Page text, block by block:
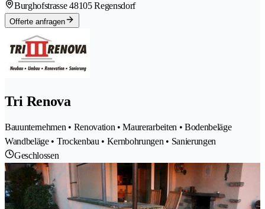
Burghofstrasse 48105 Regensdorf
Offerte anfragen
Tri Renova
Bauunternehmen • Renovation • Maurerarbeiten • Bodenbeläge
Wandbeläge • Trockenbau • Kernbohrungen • Sanierungen
Geschlossen